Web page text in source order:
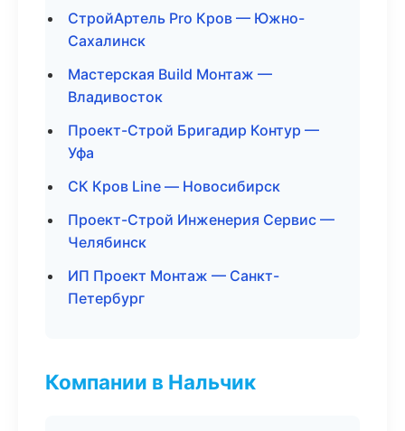
СтройАртель Pro Кров — Южно-
Сахалинск
Мастерская Build Монтаж —
Владивосток
Проект-Строй Бригадир Контур —
Уфа
СК Кров Line — Новосибирск
Проект-Строй Инженерия Сервис —
Челябинск
ИП Проект Монтаж — Санкт-
Петербург
Компании в Нальчик